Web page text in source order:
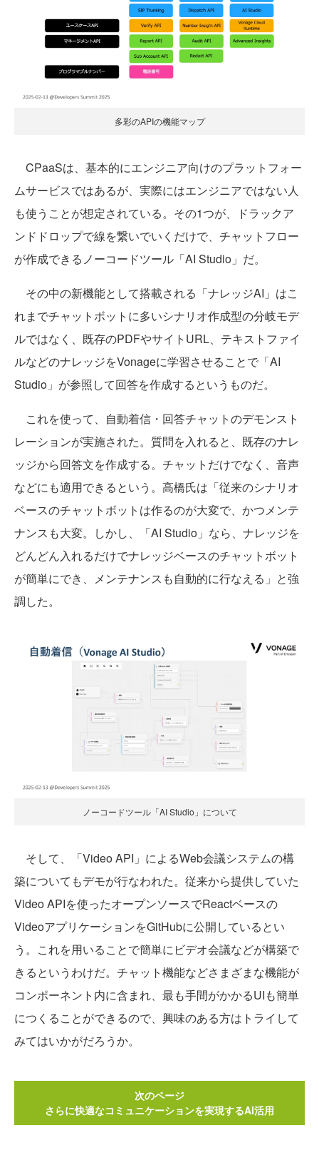
多彩のAPIの機能マップ
CPaaSは、基本的にエンジニア向けのプラットフォー
ムサービスではあるが、実際にはエンジニアではない人
も使うことが想定されている。その1つが、ドラックア
ンドドロップで線を繋いでいくだけで、チャットフロー
が作成できるノーコードツール「AI Studio」だ。
その中の新機能として搭載される「ナレッジAI」はこ
れまでチャットボットに多いシナリオ作成型の分岐モデ
ルではなく、既存のPDFやサイトURL、テキストファイ
ルなどのナレッジをVonageに学習させることで「AI
Studio」が参照して回答を作成するというものだ。
これを使って、自動着信・回答チャットのデモンスト
レーションが実施された。質問を入れると、既存のナレ
ッジから回答文を作成する。チャットだけでなく、音声
などにも適用できるという。高橋氏は「従来のシナリオ
ベースのチャットボットは作るのが大変で、かつメンテ
ナンスも大変。しかし、「AI Studio」なら、ナレッジを
どんどん入れるだけでナレッジベースのチャットボット
が簡単にでき、メンテナンスも自動的に行なえる」と強
調した。
ノーコードツール「AI Studio」について
そして、「Video API」によるWeb会議システムの構
築についてもデモが行なわれた。従来から提供していた
Video APIを使ったオープンソースでReactベースの
VideoアプリケーションをGitHubに公開しているとい
う。これを用いることで簡単にビデオ会議などが構築で
きるというわけだ。チャット機能などさまざまな機能が
コンポーネント内に含まれ、最も手間がかかるUIも簡単
につくることができるので、興味のある方はトライして
みてはいかがだろうか。
次のページ
さらに快適なコミュニケーションを実現するAI活用